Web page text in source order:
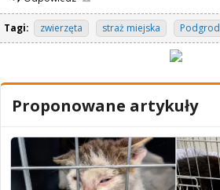
Tagi: zwierzęta straż miejska
Proponowane artykuły